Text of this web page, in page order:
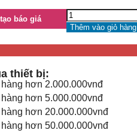
báo giá
Thêm vào giỏ hàng
thiết bị:
hơn 2.000.000vnđ
hơn 5.000.000vnđ
hơn 20.000.000vnđ
hơn 50.000.000vnđ